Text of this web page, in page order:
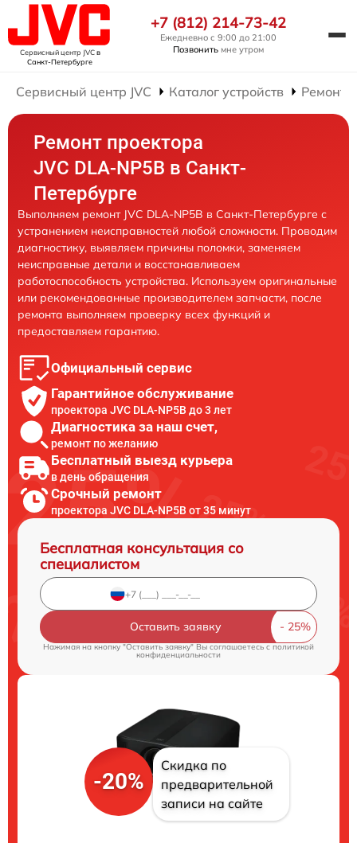
Сервисный центр JVCв
Санкт-Петербурге
+7 (812) 214-73-42
Ежедневно с 9:00 до 21:00
Позвонить мне утром
Сервисный центр JVC Каталог устройств Ремонт
Ремонт проектора
JVC DLA-NP5B в Санкт-
Петербурге
Выполняем ремонт JVC DLA-NP5B в Санкт-Петербурге с
устранением неисправностей любой сложности. Проводим
диагностику, выявляем причины поломки, заменяем
неисправные детали и восстанавливаем
работоспособность устройства. Используем оригинальные
или рекомендованные производителем запчасти, после
ремонта выполняем проверку всех функций и
предоставляем гарантию.
Официальный сервис
Гарантийное обслуживание
проектора JVC DLA-NP5B до 3 лет
Диагностика за наш счет,
ремонт по желанию
Бесплатный выезд курьера
в день обращения
Срочный ремонт
проектора JVC DLA-NP5B от 35 минут
Бесплатная консультация со
специалистом
Оставить заявку
Нажимая на кнопку "Оставить заявку" Вы соглашаетесь cполитикой
конфиденциальности
-20%
Скидка по
предварительной
записи на сайте